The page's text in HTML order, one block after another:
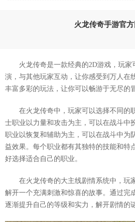
火龙传奇手游官
火龙传奇是一款经典的2D游戏，玩
演，与其他玩家互动，让你感受到万人在
丰富多彩的玩法，让你可以畅游于无尽的
在火龙传奇中，玩家可以选择不同的
士职业以力量和攻击为主，可以在战斗中
职业以恢复和辅助为主，可以在战斗中为
益效果。每个职业都有其独特的技能和特
好选择适合自己的职业。
在火龙传奇的大主线剧情系统中，玩
解开一个充满刺激和惊喜的故事。通过完
逐渐提升自己的等级和实力，解开剧情的